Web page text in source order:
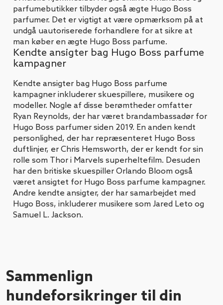
parfumebutikker tilbyder også ægte Hugo Boss
parfumer. Det er vigtigt at være opmærksom på at
undgå uautoriserede forhandlere for at sikre at
man køber en ægte Hugo Boss parfume.
Kendte ansigter bag Hugo Boss parfume
kampagner
Kendte ansigter bag Hugo Boss parfume
kampagner inkluderer skuespillere, musikere og
modeller. Nogle af disse berømtheder omfatter
Ryan Reynolds, der har været brandambassadør for
Hugo Boss parfumer siden 2019. En anden kendt
personlighed, der har repræsenteret Hugo Boss
duftlinjer, er Chris Hemsworth, der er kendt for sin
rolle som Thor i Marvels superheltefilm. Desuden
har den britiske skuespiller Orlando Bloom også
været ansigtet for Hugo Boss parfume kampagner.
Andre kendte ansigter, der har samarbejdet med
Hugo Boss, inkluderer musikere som Jared Leto og
Samuel L. Jackson.
Sammenlign
hundeforsikringer til din